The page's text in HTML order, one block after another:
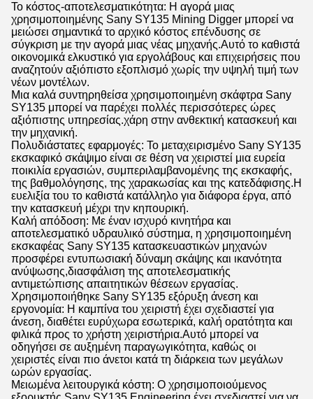
Το κόστος-αποτελεσματικότητα: Η αγορά μιας
χρησιμοποιημένης Sany SY135 Mining Digger μπορεί να
μειώσει σημαντικά το αρχικό κόστος επένδυσης σε
σύγκριση με την αγορά μιας νέας μηχανής.Αυτό το καθιστά
οικονομικά ελκυστικό για εργολάβους και επιχειρήσεις που
αναζητούν αξιόπιστο εξοπλισμό χωρίς την υψηλή τιμή των
νέων μοντέλων.
Μια καλά συντηρηθείσα χρησιμοποιημένη σκάφτρα Sany
SY135 μπορεί να παρέχει πολλές περισσότερες ώρες
αξιόπιστης υπηρεσίας.χάρη στην ανθεκτική κατασκευή και
την μηχανική.
Πολυδιάστατες εφαρμογές: Το μεταχειρισμένο Sany SY135
εκσκαφικό σκάψιμο είναι σε θέση να χειριστεί μια ευρεία
ποικιλία εργασιών, συμπεριλαμβανομένης της εκσκαφής,
της βαθμολόγησης, της χαρακωσίας και της κατεδάφισης.Η
ευελιξία του το καθιστά κατάλληλο για διάφορα έργα, από
την κατασκευή μέχρι την κηπουρική.
Καλή απόδοση: Με έναν ισχυρό κινητήρα και
αποτελεσματικό υδραυλικό σύστημα, η χρησιμοποιημένη
εκσκαφέας Sany SY135 κατασκευαστικών μηχανών
προσφέρει εντυπωσιακή δύναμη σκάψης και ικανότητα
ανύψωσης,διασφάλιση της αποτελεσματικής
αντιμετώπισης απαιτητικών θέσεων εργασίας.
Χρησιμοποιήθηκε Sany SY135 εξόρυξη άνεση και
εργονομία: Η καμπίνα του χειριστή έχει σχεδιαστεί για
άνεση, διαθέτει ευρύχωρα εσωτερικά, καλή ορατότητα και
φιλικά προς το χρήστη χειριστήρια.Αυτό μπορεί να
οδηγήσει σε αυξημένη παραγωγικότητα, καθώς οι
χειριστές είναι πιο άνετοι κατά τη διάρκεια των μεγάλων
ωρών εργασίας.
Μειωμένα λειτουργικά κόστη: Ο χρησιμοποιούμενος